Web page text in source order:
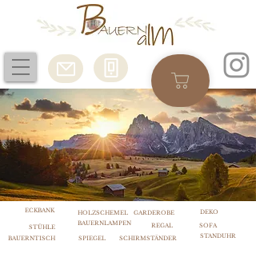
BAUERNTISCH SPIEGEL SCHIRMSTÄNDER STANDUHR
BAUERNLAMPEN REGAL SOFA
ECKBANK
STÜHLE
HOLZSCHEMEL GARDEROBE DEKO